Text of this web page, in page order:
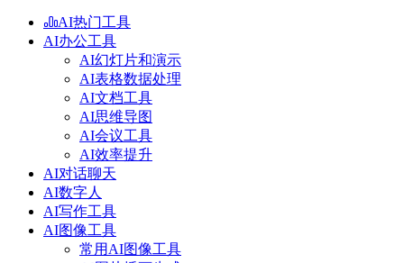
AI热门工具
AI办公工具
AI幻灯片和演示
AI表格数据处理
AI文档工具
AI思维导图
AI会议工具
AI效率提升
AI对话聊天
AI数字人
AI写作工具
AI图像工具
常用AI图像工具